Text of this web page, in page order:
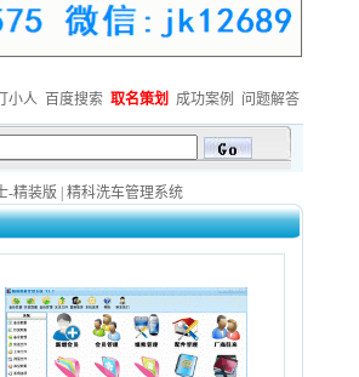
小人 百度搜索 取名策划 成功案例 问题解答
详情QQ咨询：479247963 欢迎免费下载精科系列软件
-精装版
精科洗车管理系统